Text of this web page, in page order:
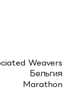
Weavers
Бельгия
Marathon